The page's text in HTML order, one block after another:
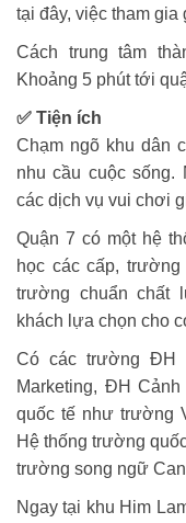
tại đây, việc tham gia
Cách trung tâm
Khoảng 5 phút tới
✅ Tiện ích
Chạm ngõ khu dân
nhu cầu cuộc
các dịch vụ vui chơi
Quận 7 có một hệ
học các cấp,
trường chuẩn chất
khách lựa chọn cho
Có các trường ĐH
Marketing, ĐH
quốc tế như trường
Hệ thống trường
trường song ngữ
Ngay tại khu Him